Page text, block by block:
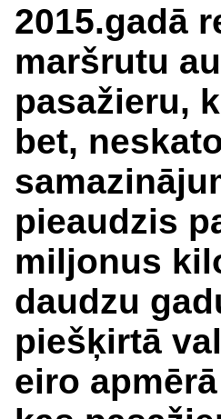
2015.gadā
maršrutu
pasažieru,
bet,
pieaudzis
miljonus
daudzu
piešķirtā
eiro